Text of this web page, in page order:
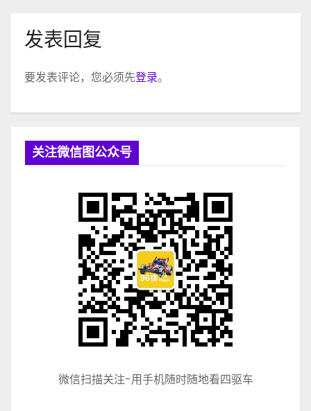
发表回复
要发表评论，您必须先登录。
关注微信图公众号
微信扫描关注-用手机随时随地看四驱车